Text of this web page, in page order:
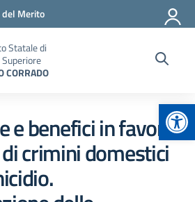
Merito
Statale di
CORRADO
e benefici in favore
crimini domestici